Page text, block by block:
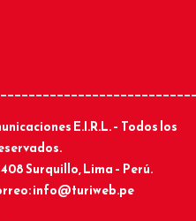
E.I.R.L. – Todos los
Surquillo, Lima – Perú.
info@turiweb.pe